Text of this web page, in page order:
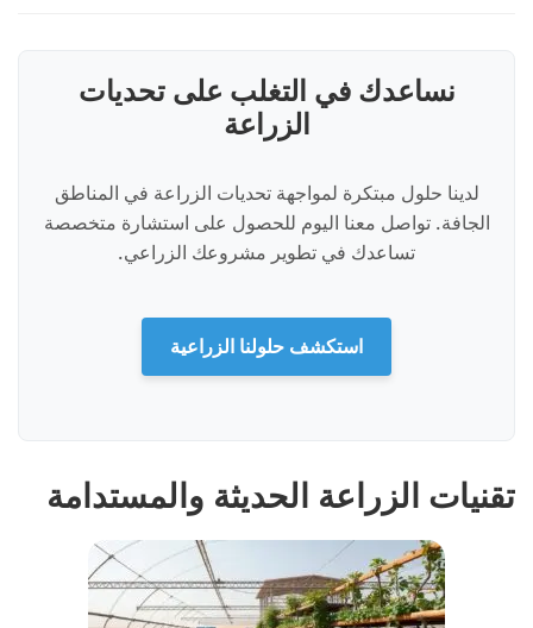
نساعدك في التغلب على تحديات
الزراعة
لدينا حلول مبتكرة لمواجهة تحديات الزراعة في المناطق
الجافة. تواصل معنا اليوم للحصول على استشارة متخصصة
تساعدك في تطوير مشروعك الزراعي.
استكشف حلولنا الزراعية
تقنيات الزراعة الحديثة والمستدامة